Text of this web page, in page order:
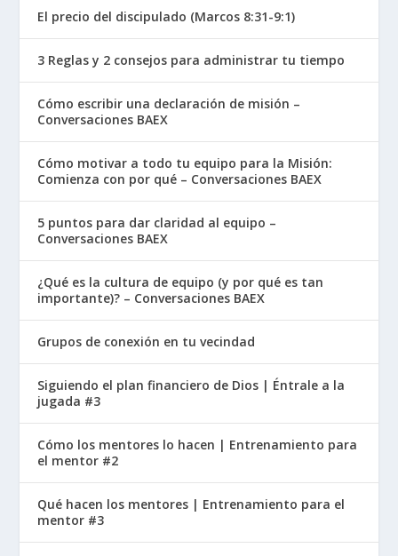
El precio del discipulado (Marcos 8:31-9:1)
3 Reglas y 2 consejos para administrar tu tiempo
Cómo escribir una declaración de misión –
Conversaciones BAEX
Cómo motivar a todo tu equipo para la Misión:
Comienza con por qué – Conversaciones BAEX
5 puntos para dar claridad al equipo –
Conversaciones BAEX
¿Qué es la cultura de equipo (y por qué es tan
importante)? – Conversaciones BAEX
Grupos de conexión en tu vecindad
Siguiendo el plan financiero de Dios | Éntrale a la
jugada #3
Cómo los mentores lo hacen | Entrenamiento para
el mentor #2
Qué hacen los mentores | Entrenamiento para el
mentor #3